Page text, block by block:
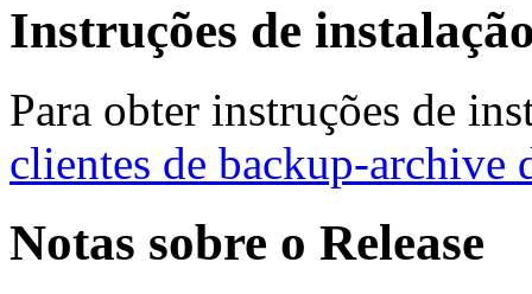
Instruções de
Para obter instruções de
clientes de backup-archive
Notas sobre o Release